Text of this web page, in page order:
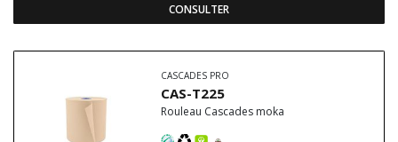
CONSULTER
CASCADES PRO
CAS-T225
Rouleau Cascades moka